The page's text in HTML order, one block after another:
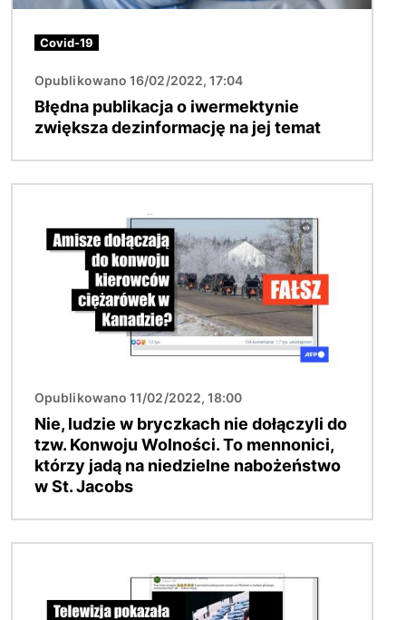
Covid-19
Opublikowano 16/02/2022, 17:04
Błędna publikacja o iwermektynie
zwiększa dezinformację na jej temat
Opublikowano 11/02/2022, 18:00
Nie, ludzie w bryczkach nie dołączyli do
tzw. Konwoju Wolności. To mennonici,
którzy jadą na niedzielne nabożeństwo
w St. Jacobs